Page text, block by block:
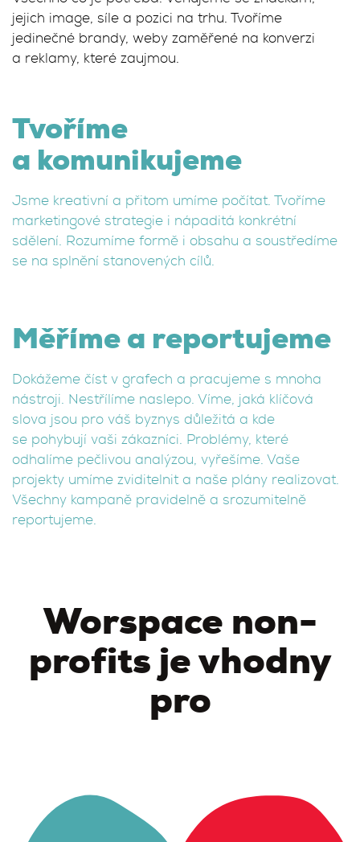
jejich image, síle a pozici na trhu. Tvoříme
jedinečné brandy, weby zaměřené na konverzi
a reklamy, které zaujmou.
Tvoříme
a komunikujeme
Jsme kreativní a přitom umíme počítat. Tvoříme
marketingové strategie i nápaditá konkrétní
sdělení. Rozumíme formě i obsahu a soustředíme
se na splnění stanovených cílů.
Měříme a reportujeme
Dokážeme číst v grafech a pracujeme s mnoha
nástroji. Nestřílíme naslepo. Víme, jaká klíčová
slova jsou pro váš byznys důležitá a kde
se pohybují vaši zákazníci. Problémy, které
odhalíme pečlivou analýzou, vyřešíme. Vaše
projekty umíme zviditelnit a naše plány realizovat.
Všechny kampaně pravidelně a srozumitelně
reportujeme.
Worspace non-
profits je vhodny
pro